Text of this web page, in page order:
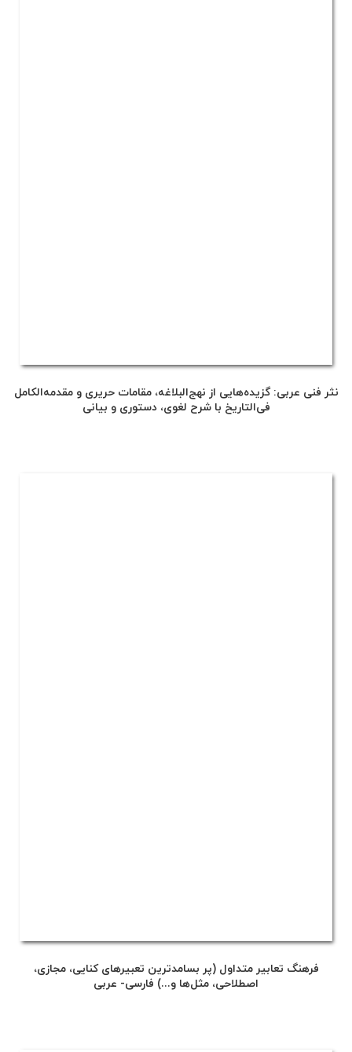
‫نثر فنی عربی‬‫: گزیده‌هایی از نهج‌البلاغه، مقامات حریری و مقدمه‌الکامل
فی‌التاریخ با شرح لغوی، دستوری و بیانی
فرهنگ تعابیر متداول (پر بسامدترین تعبیرهای کنایی، مجازی،
اصطلاحی، مثل‌ها و...) فارسی- عربی